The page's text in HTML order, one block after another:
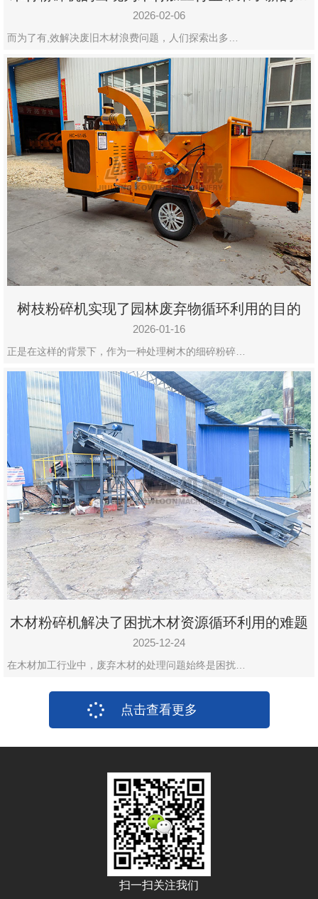
化
2026-02-06
而为了有,效解决废旧木材浪费问题，人们探索出多…
树枝粉碎机实现了园林废弃物循环利用的目的
2026-01-16
正是在这样的背景下，作为一种处理树木的细碎粉碎…
木材粉碎机解决了困扰木材资源循环利用的难题
2025-12-24
在木材加工行业中，废弃木材的处理问题始终是困扰…
点击查看更多
扫一扫关注我们